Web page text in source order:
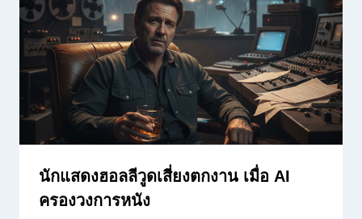
นักแสดงฮอลลีวูดเสี่ยงตกงาน เมื่อ AI
ครองวงการหนัง